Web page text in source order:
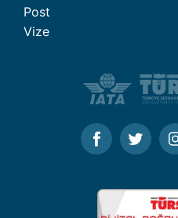
Post
Vize